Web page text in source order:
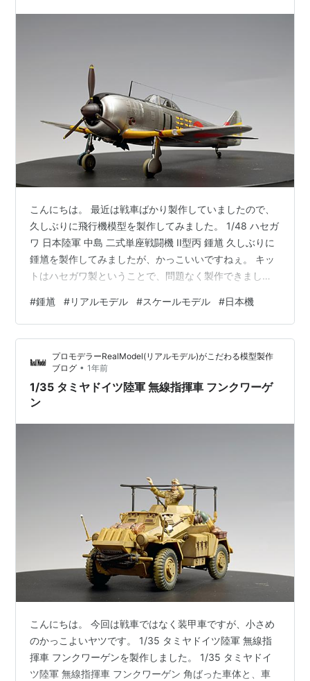
こんにちは。 最近は戦車ばかり製作していましたので、
久しぶりに飛行機模型を製作してみました。 1/48 ハセガ
ワ 日本陸軍 中島 二式単座戦闘機 II型丙 鍾馗 久しぶりに
鍾馗を製作してみましたが、かっこいいですねぇ。 キッ
トはハセガワ製ということで、問題なく製作できまし
比べるとシルエット的に頭でっかちぎみで かっこわるそ
うですが、完成してみると…かっこいいですね。不思議
です（笑） 機体自体はそこまで大きくないのですが、リ
ベット量がハンパないです… この画角だとリベットがよ
く映えますね。 三面図を参考にしているので、できるか
ぎり打っていま…
#鍾馗 #リアルモデル #スケールモデル #日本機
プロモデラーRealModel(リアルモデル)がこだわる模型製作
ブログ • 1年前
1/35 タミヤドイツ陸軍 無線指揮車 フンクワーゲ
ン
こんにちは。 今回は戦車ではなく装甲車ですが、小さめ
のかっこよいヤツです。 1/35 タミヤドイツ陸軍 無線指
揮車 フンクワーゲンを製作しました。 1/35 タミヤドイ
ツ陸軍 無線指揮車 フンクワーゲン 角ばった車体と、車